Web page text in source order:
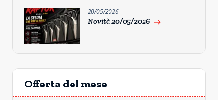
20/05/2026
Novità 20/05/2026 east
Offerta del mese